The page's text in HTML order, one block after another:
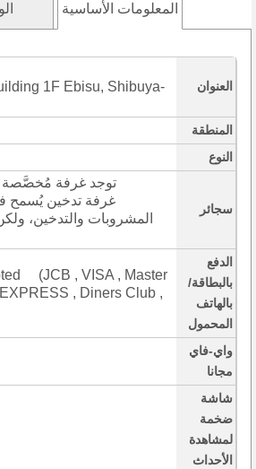
المعلومات الأساسية
العنوان
1F Ebisu, Shibuya-
المنطقة
النوع
سجائر
توجد غرفة مُخصَّصة
المشروبات والتدخين،
الدفع
بالبطاقة/
بالهاتف
المحمول
(JCB , VISA , Master
, Diners Club ,
واي-فاي
مجانا
شاشة
ضخمة
لمشاهدة
الأحداث